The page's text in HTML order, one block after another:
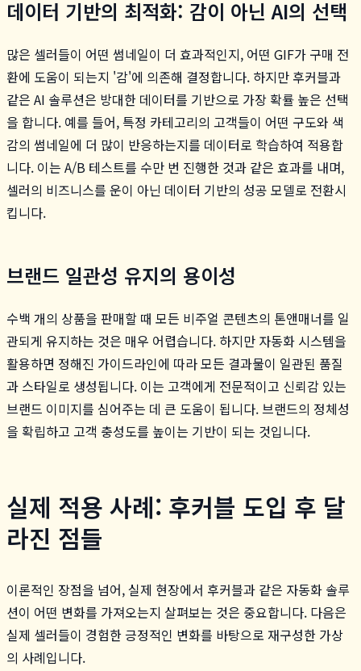
데이터 기반의 최적화: 감이 아닌 AI의 선택
많은 셀러들이 어떤 썸네일이 더 효과적인지, 어떤 GIF가 구매 전
환에 도움이 되는지 '감'에 의존해 결정합니다. 하지만 후커블과
같은 AI 솔루션은 방대한 데이터를 기반으로 가장 확률 높은 선택
을 합니다. 예를 들어, 특정 카테고리의 고객들이 어떤 구도와 색
감의 썸네일에 더 많이 반응하는지를 데이터로 학습하여 적용합
니다. 이는 A/B 테스트를 수만 번 진행한 것과 같은 효과를 내며,
셀러의 비즈니스를 운이 아닌 데이터 기반의 성공 모델로 전환시
킵니다.
브랜드 일관성 유지의 용이성
수백 개의 상품을 판매할 때 모든 비주얼 콘텐츠의 톤앤매너를 일
관되게 유지하는 것은 매우 어렵습니다. 하지만 자동화 시스템을
활용하면 정해진 가이드라인에 따라 모든 결과물이 일관된 품질
과 스타일로 생성됩니다. 이는 고객에게 전문적이고 신뢰감 있는
브랜드 이미지를 심어주는 데 큰 도움이 됩니다. 브랜드의 정체성
을 확립하고 고객 충성도를 높이는 기반이 되는 것입니다.
실제 적용 사례: 후커블 도입 후 달
라진 점들
이론적인 장점을 넘어, 실제 현장에서 후커블과 같은 자동화 솔루
션이 어떤 변화를 가져오는지 살펴보는 것은 중요합니다. 다음은
실제 셀러들이 경험한 긍정적인 변화를 바탕으로 재구성한 가상
의 사례입니다.